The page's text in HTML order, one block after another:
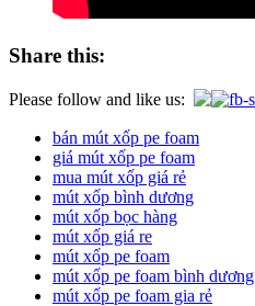
Share this:
Please follow and like us:
bán mút xốp pe foam
giá mút xốp pe foam
mua mút xốp giá rẻ
mút xốp bình dương
mút xốp bọc hàng
mút xốp giá re
mút xốp pe foam
mút xốp pe foam bình dương
mút xốp pe foam gia rẻ